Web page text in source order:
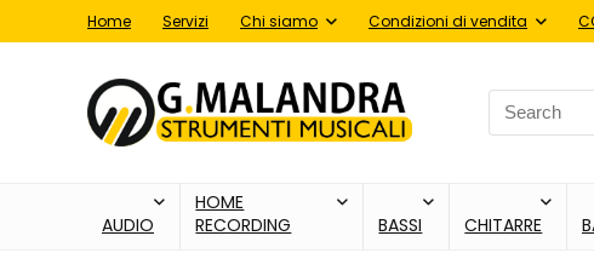
Home Servizi Chi siamo Condizioni di vendita
Search
for:
AUDIO
HOME
RECORDING
BASSI CHITARRE